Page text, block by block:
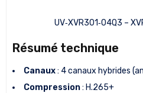
UV‑XVR301‑04Q3 –
Résumé technique
Canaux: 4 canaux hybrides
Compression: H.265+